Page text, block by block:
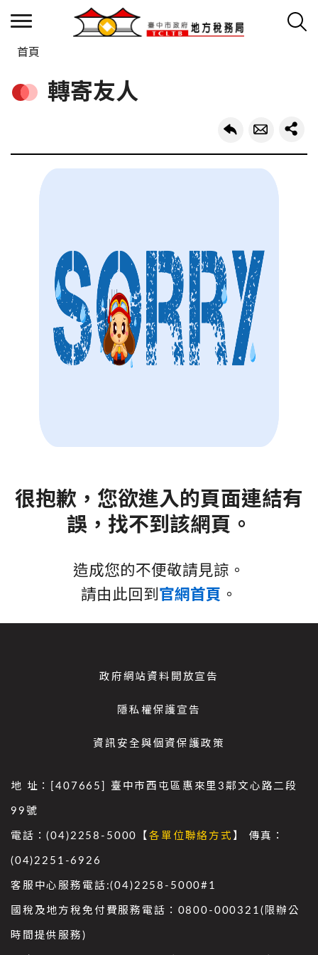
首頁
轉寄友人
很抱歉，您欲進入的頁面連結有
誤，找不到該網頁。
造成您的不便敬請見諒。
請由此回到官網首頁 。
政府網站資料開放宣告
隱私權保護宣告
資訊安全與個資保護政策
地 址：[407665] 臺中市西屯區惠來里3鄰文心路二段
99號
電話：(04)2258-5000【各單位聯絡方式 】 傳真：
(04)2251-6926
客服中心服務電話:(04)2258-5000#1
國稅及地方稅免付費服務電話：0800-000321(限辦公
時間提供服務)